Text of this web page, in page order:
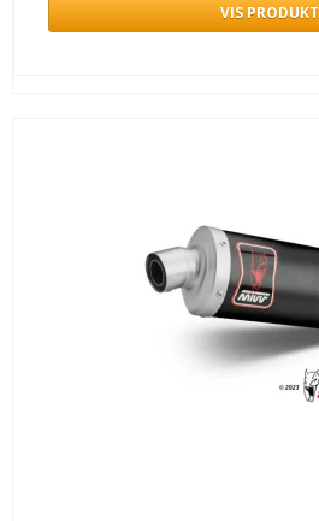
VIS PRODUKT